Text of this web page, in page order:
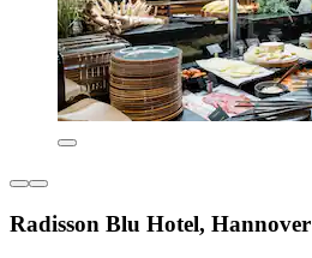
Radisson Blu Hotel, Hannover